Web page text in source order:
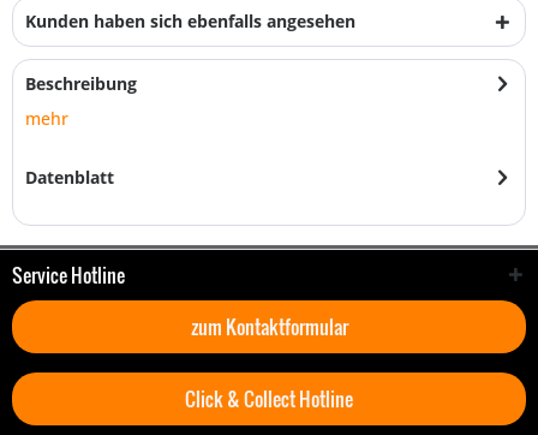
Kunden haben sich ebenfalls angesehen
Beschreibung
mehr
Datenblatt
Service Hotline
zum Kontaktformular
Click & Collect Hotline